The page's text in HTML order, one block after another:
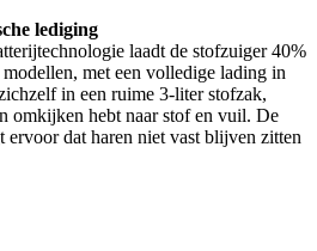
lediging
laadt de stofzuiger 40%
met een volledige lading in
in een ruime 3-liter stofzak,
omkijken hebt naar stof en vuil. De
dat haren niet vast blijven zitten